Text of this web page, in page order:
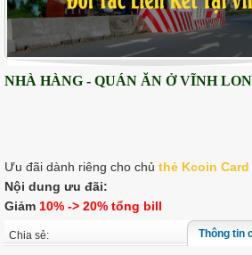
NHÀ HÀNG - QUÁN ĂN Ở VĨNH
Ưu đãi dành riêng cho chủ thẻ Kcoin Card
Nội dung ưu đãi:
Giảm 10% -> 20% tổng bill
Thông tin
Chia sẻ: